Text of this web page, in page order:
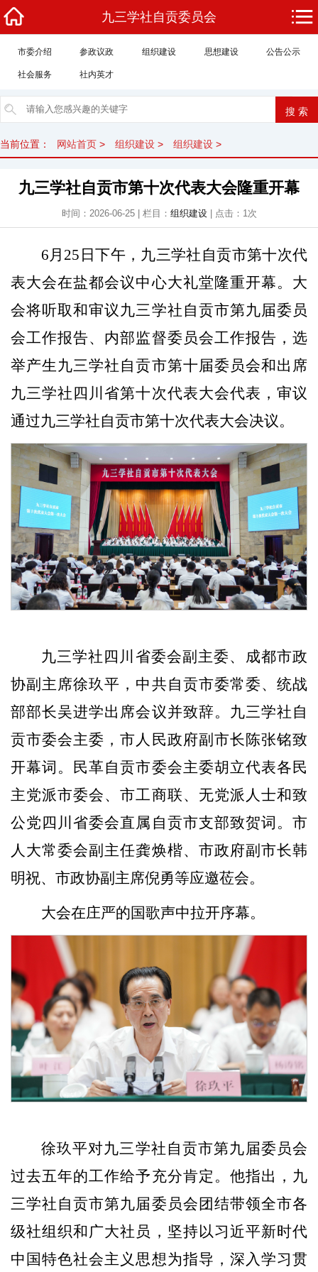
九三学社自贡委员会
市委介绍 参政议政 组织建设 思想建设 公告公示
社会服务 社内英才
当前位置： 网站首页 > 组织建设 > 组织建设 >
九三学社自贡市第十次代表大会隆重开幕
时间：2026-06-25 | 栏目： 组织建设| 点击：1次
6月 25 日下午， 九三学社自贡市第十次代
表大会在盐都会议中心大礼堂隆重开幕。大
会将听取和审议 九三学社自贡市第九届委员
会工作报告、内部监督委员会工作报告 ，选
举产生 九三学社自贡市第十届委员会和出席
九三学社四川省第十次代表大会代表 ，审议
通过九三学社自贡市第十次代表大会决议。
九三学社四川省委会副主委、 成都市政
协副主席徐玖平 ，中共自贡市委常委、统战
部部长吴进学出席会议并致辞。 九三学社自
贡市委会主委 ，市人民政府副市长陈张铭致
开幕词。 民革自贡市委会主委胡立代表各民
主党派市委会、市工商联、无党派人士和致
公党四川省委会直属自贡市支部致贺词。 市
人大常委会副主任龚焕楷、 市政府副市长韩
明祝、市政协副主席倪勇等应邀莅会。
大会在庄严的国歌声中拉开序幕。
徐玖平对九三学社自贡市第九届委员会
过去五年的工作给予充分肯定。他指出， 九
三学社自贡市第九届委员会团结带领全市各
级社组织和广大社员，坚持以习近平新时代
中国特色社会主义思想为指导，深入学习贯